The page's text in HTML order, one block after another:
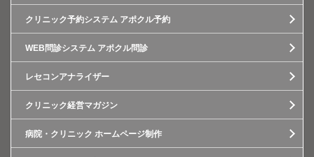
クリニック予約システム アポクル予約
WEB問診システム アポクル問診
レセコンアナライザー
クリニック経営マガジン
病院・クリニック ホームページ制作